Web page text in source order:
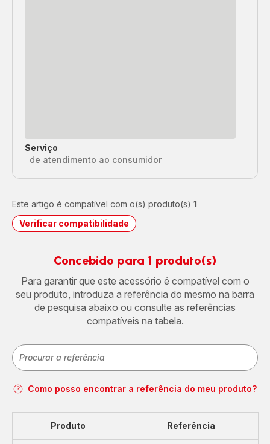
Serviço
de atendimento ao consumidor
Este artigo é compatível com o(s) produto(s) 1
Verificar compatibilidade
Concebido para 1 produto(s)
Para garantir que este acessório é compatível com o
seu produto, introduza a referência do mesmo na barra
de pesquisa abaixo ou consulte as referências
compatíveis na tabela.
Como posso encontrar a referência do meu produto?
Produto Referência